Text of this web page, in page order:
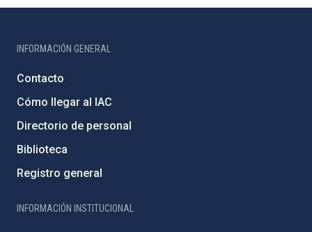
INFORMACIÓN GENERAL
Contacto
Cómo llegar al IAC
Directorio de personal
Biblioteca
Registro general
INFORMACIÓN INSTITUCIONAL